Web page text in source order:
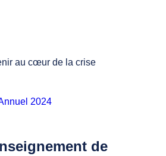
au cœur de la crise
2024
de